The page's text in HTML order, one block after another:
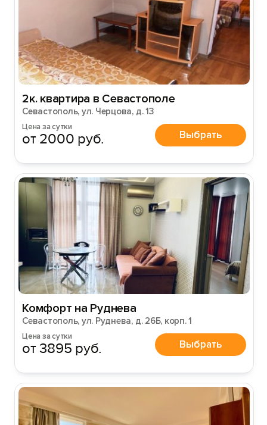
2к. квартира в Севастополе
Севастополь, ул. Черцова, д. 13
Цена за сутки
от 2000 руб. Выбрать
Комфорт на Руднева
Севастополь, ул. Руднева, д. 26Б, корп. 1
Цена за сутки
от 3895 руб. Выбрать